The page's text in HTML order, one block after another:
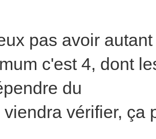
pas avoir
c'est 4, dont
du
vérifier, ça